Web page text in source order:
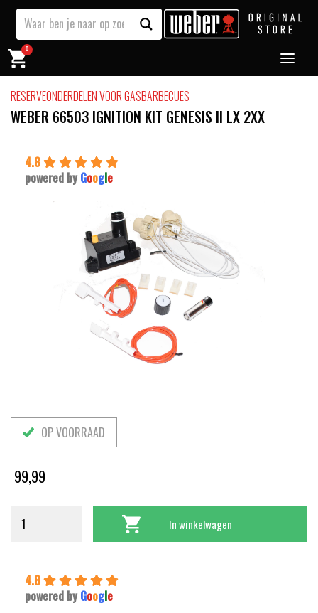
0
RESERVEONDERDELEN VOOR GASBARBECUES
WEBER 66503 IGNITION KIT GENESIS II LX 2XX
4.8
powered by Google
OP VOORRAAD
99,99
In winkelwagen
4.8
powered by Google